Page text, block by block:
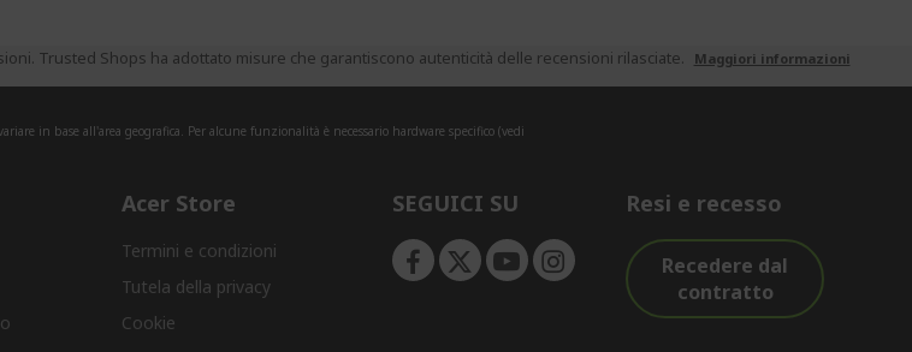
Trusted Shops ha adottato misure che garantiscono autenticità delle recensioni rilasciate. Maggiori informazioni
in base all'area geografica. Per alcune funzionalità è necessario hardware specifico (vedi
Acer Store
Termini e condizioni
Tutela della privacy
Cookie
SEGUICI SU Resi e recesso
Recedere dal
contratto